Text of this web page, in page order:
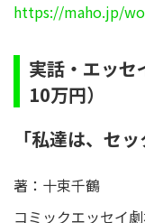
https://maho.jp/
実話・エッセ
10万円）
「私達は、セ
著：十束千鶴
コミックエッセイ